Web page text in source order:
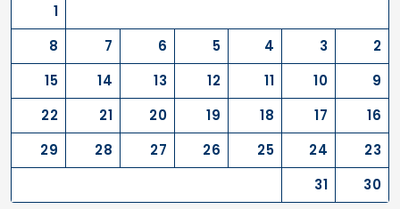
1
2
3
4
5
6
7
8
9
10
11
12
13
14
15
16
17
18
19
20
21
22
23
24
25
26
27
28
29
30
31